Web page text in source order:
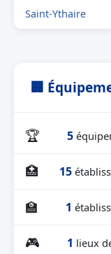
Saint-Ythaire
🏢
🏆 5
🏥 15
🏫 1
🎮 1 lieux